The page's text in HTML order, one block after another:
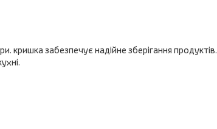
кришка забезпечує надійне зберігання продуктів.